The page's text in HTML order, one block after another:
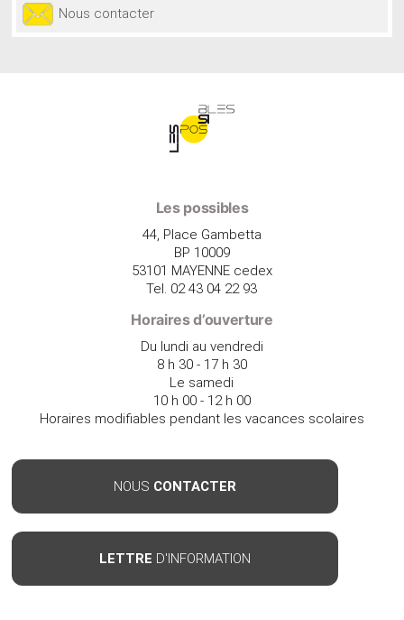
Nous contacter
Les possibles
44, Place Gambetta
BP 10009
53101 MAYENNE cedex
Tel. 02 43 04 22 93
Horaires d’ouverture
Du lundi au vendredi
8 h 30 - 17 h 30
Le samedi
10 h 00 - 12 h 00
Horaires modifiables pendant les vacances scolaires
NOUS CONTACTER
LETTRE D'INFORMATION